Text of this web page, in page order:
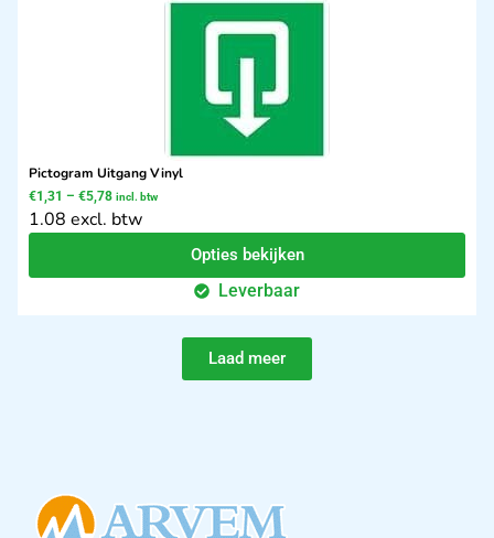
Pictogram Uitgang Vinyl
€1,31 – €5,78 incl. btw
1.08 excl. btw
Opties bekijken
Leverbaar
Laad meer